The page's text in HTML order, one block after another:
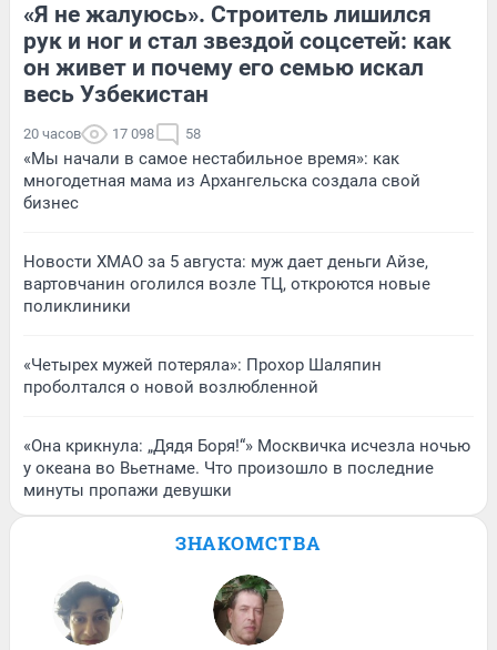
«Я не жалуюсь». Строитель лишился
рук и ног и стал звездой соцсетей: как
он живет и почему его семью искал
весь Узбекистан
20 часов 17 098 58
«Мы начали в самое нестабильное время»: как
многодетная мама из Архангельска создала свой
бизнес
Новости ХМАО за 5 августа: муж дает деньги Айзе,
вартовчанин оголился возле ТЦ, откроются новые
поликлиники
«Четырех мужей потеряла»: Прохор Шаляпин
проболтался о новой возлюбленной
«Она крикнула: „Дядя Боря!“» Москвичка исчезла ночью
у океана во Вьетнаме. Что произошло в последние
минуты пропажи девушки
ЗНАКОМСТВА